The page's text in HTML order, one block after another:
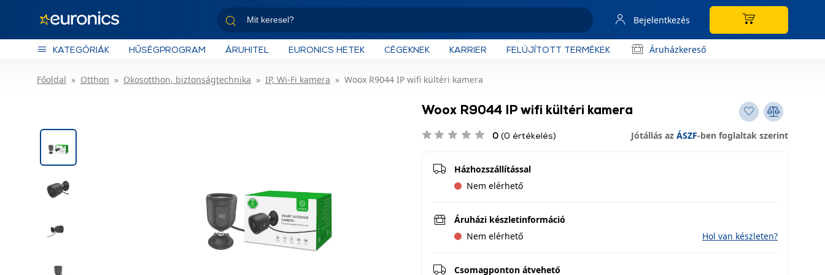
Bejelentkezés
KATEGÓRIÁK HŰSÉGPROGRAM ÁRUHITEL EURONICS HETEK CÉGEKNEK KARRIER FELÚJÍTOTT TERMÉKEK Áruházkereső
Főoldal Otthon Okosotthon, biztonságtechnika IP, Wi-Fi kamera Woox R9044 IP wifi kültéri kamera
Woox R9044 IP wifi kültéri kamera
0 (0 értékelés) Jótállás az ÁSZF-ben foglaltak szerint
Házhozszállítással
Nem elérhető
Áruházi készletinformáció
Nem elérhető
Hol van készleten?
Csomagponton átvehető